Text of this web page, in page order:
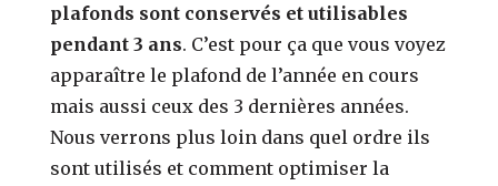
plafonds sont conservés et utilisables
pendant 3 ans. C’est pour ça que vous voyez
apparaître le plafond de l’année en cours
mais aussi ceux des 3 dernières années.
Nous verrons plus loin dans quel ordre ils
sont utilisés et comment optimiser la